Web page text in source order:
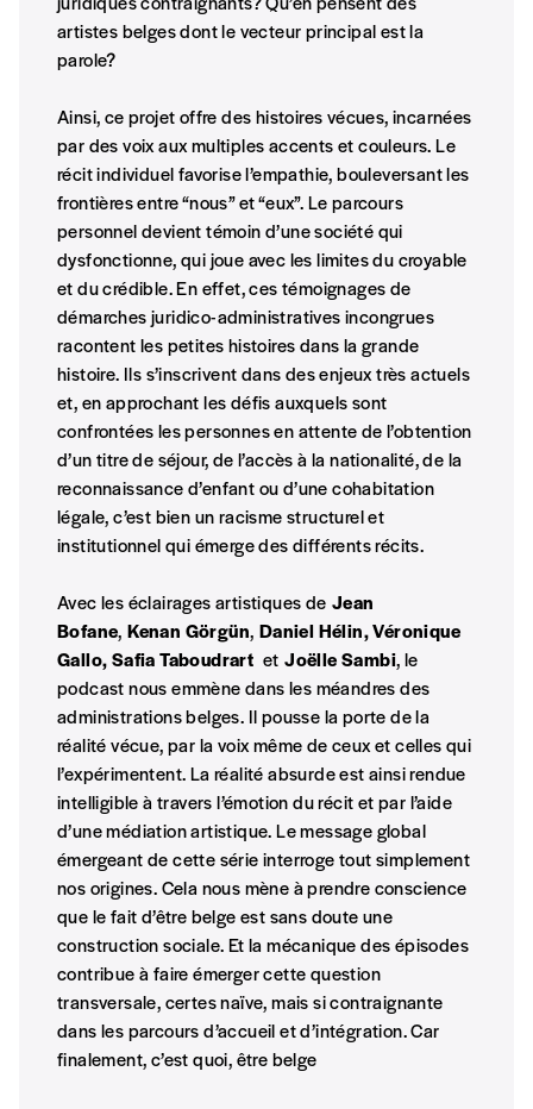
Les mots de passe ne correspondent pas
INSCRIPTION
*champs obligatoires
NOS
FORMULES
Abonnement
1 an = 5 numéros
20€*/an
*Prix indicatif, frais de port inclus
Par numéro
5€*
*Prix indicatif, frais de port inclus
Je m'abonne à l'Imag
Format papier (livraison uniquement
en Belgique)
Format numérique
Je commande au numéro
Édition papier (livraison en Belgique
uniquement)
Quantité
artistes belges dont le vecteur principal est la
parole?
Ainsi, ce projet offre des histoires vécues, incarnées
par des voix aux multiples accents et couleurs. Le
récit individuel favorise l’empathie, bouleversant les
frontières entre “nous” et “eux”. Le parcours
personnel devient témoin d’une société qui
dysfonctionne, qui joue avec les limites du croyable
et du crédible. En effet, ces témoignages de
démarches juridico-administratives incongrues
racontent les petites histoires dans la grande
histoire. Ils s’inscrivent dans des enjeux très actuels
et, en approchant les défis auxquels sont
confrontées les personnes en attente de l’obtention
d’un titre de séjour, de l’accès à la nationalité, de la
reconnaissance d’enfant ou d’une cohabitation
légale, c’est bien un racisme structurel et
institutionnel qui émerge des différents récits.
Avec les éclairages artistiques de Jean
Bofane,Kenan Görgün, Daniel Hélin, Véronique
Gallo, Safia Taboudrart etJoëlle Sambi, le
podcast nous emmène dans les méandres des
administrations belges. Il pousse la porte de la
réalité vécue, par la voix même de ceux et celles qui
l’expérimentent. La réalité absurde est ainsi rendue
intelligible à travers l’émotion du récit et par l’aide
d’une médiation artistique. Le message global
émergeant de cette série interroge tout simplement
nos origines. Cela nous mène à prendre conscience
que le fait d’être belge est sans doute une
construction sociale. Et la mécanique des épisodes
contribue à faire émerger cette question
transversale, certes naïve, mais si contraignante
dans les parcours d’accueil et d’intégration. Car
finalement, c’est quoi, être belge